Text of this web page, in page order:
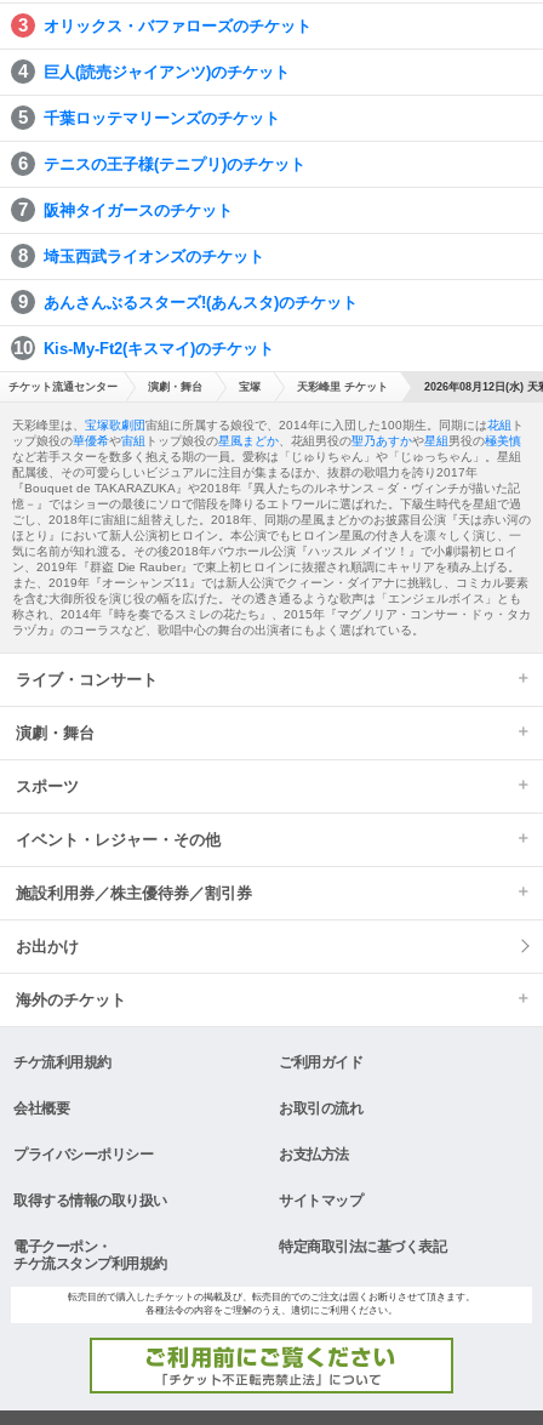
オリックス・バファローズのチケット
巨人(読売ジャイアンツ)のチケット
千葉ロッテマリーンズのチケット
テニスの王子様(テニプリ)のチケット
阪神タイガースのチケット
埼玉西武ライオンズのチケット
あんさんぶるスターズ!(あんスタ)のチケット
Kis-My-Ft2(キスマイ)のチケット
チケット流通センター 演劇・舞台 宝塚 天彩峰里 チケット 2026年08月12日(水) 天
天彩峰里は、 宝塚歌劇団宙組に所属する娘役で、2014年に入団した100期生。同期には花組 ト
ップ娘役の華優希や宙組 トップ娘役の星風まどか 、花組男役の聖乃あすかや星組男役の極美慎
など若手スターを数多く抱える期の一員。愛称は「じゅりちゃん」や「じゅっちゃん」。星組
配属後、その可愛らしいビジュアルに注目が集まるほか、抜群の歌唱力を誇り2017年
『Bouquet de TAKARAZUKA』や2018年『異人たちのルネサンス－ダ・ヴィンチが描いた記
憶－』ではショーの最後にソロで階段を降りるエトワールに選ばれた。下級生時代を星組で過
ごし、2018年に宙組に組替えした。2018年、同期の星風まどかのお披露目公演『天は赤い河の
ほとり』において新人公演初ヒロイン。本公演でもヒロイン星風の付き人を凛々しく演じ、一
気に名前が知れ渡る。その後2018年バウホール公演『ハッスル メイツ！』で小劇場初ヒロイ
ン、2019年『群盗 Die Rauber』で東上初ヒロインに抜擢され順調にキャリアを積み上げる。
また、2019年『オーシャンズ11』では新人公演でクィーン・ダイアナに挑戦し、コミカル要素
を含む大御所役を演じ役の幅を広げた。その透き通るような歌声は「エンジェルボイス」とも
称され、2014年『時を奏でるスミレの花たち』、2015年『マグノリア・コンサー・ドゥ・タカ
ラヅカ』のコーラスなど、歌唱中心の舞台の出演者にもよく選ばれている。
ライブ・コンサート
演劇・舞台
スポーツ
イベント・レジャー・その他
施設利用券／株主優待券／割引券
お出かけ
海外のチケット
チケ流利用規約 ご利用ガイド
会社概要 お取引の流れ
プライバシーポリシー お支払方法
取得する情報の取り扱い サイトマップ
電子クーポン・
チケ流スタンプ利用規約
特定商取引法に基づく表記
転売目的で購入したチケットの掲載及び、転売目的でのご注文は固くお断りさせて頂きます。
各種法令の内容をご理解のうえ、適切にご利用ください。